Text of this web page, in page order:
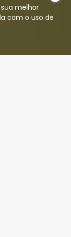
melhor
com o uso de